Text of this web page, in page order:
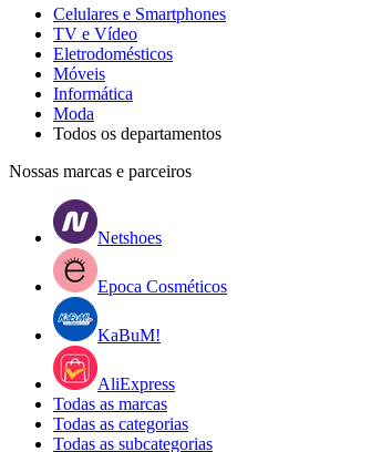
Celulares e Smartphones
TV e Vídeo
Eletrodomésticos
Móveis
Informática
Moda
Todos os departamentos
Nossas marcas e parceiros
Netshoes
Epoca Cosméticos
KaBuM!
AliExpress
Todas as marcas
Todas as categorias
Todas as subcategorias